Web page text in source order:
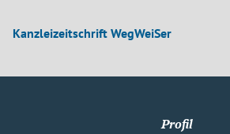
Kanzleizeitschrift WegWeiSer
Profil